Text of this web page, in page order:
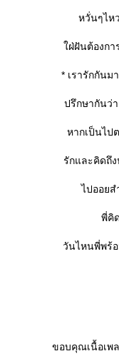
หวั่นๆไห
ฝ่ฝันต้องกา
* เรารักกันม
ปรึกษากันว่
หากเป็นไป
รักและคิดถึ
ไปออย
พี่คิ
วันไหนพี่พร้
ขอบคุณเนื้อเพล